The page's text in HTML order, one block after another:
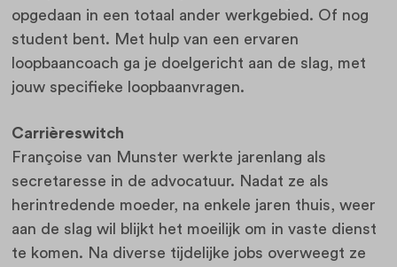
opgedaan in een totaal ander werkgebied. Of nog
student bent. Met hulp van een ervaren
loopbaancoach ga je doelgericht aan de slag, met
jouw specifieke loopbaanvragen.
Carrièreswitch
Françoise van Munster werkte jarenlang als
secretaresse in de advocatuur. Nadat ze als
herintredende moeder, na enkele jaren thuis, weer
aan de slag wil blijkt het moeilijk om in vaste dienst
te komen. Na diverse tijdelijke jobs overweegt ze